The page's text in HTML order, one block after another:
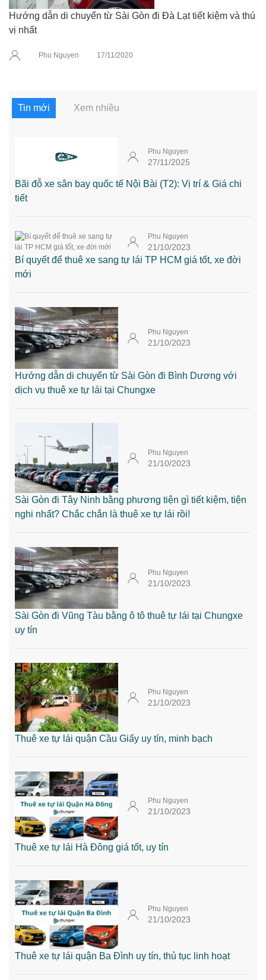
Hướng dẫn di chuyển từ Sài Gòn đi Đà Lạt tiết kiệm và thú
vị nhất
Phu Nguyen 17/11/2020
Tin mới Xem nhiều
Phu Nguyen
27/11/2025
Bãi đỗ xe sân bay quốc tế Nội Bài (T2): Vị trí & Giá chi
tiết
Phu Nguyen
21/10/2023
Bí quyết để thuê xe sang tự lái TP HCM giá tốt, xe đời
mới
Phu Nguyen
21/10/2023
Hướng dẫn di chuyển từ Sài Gòn đi Bình Dương với
dịch vụ thuê xe tự lái tại Chungxe
Phu Nguyen
21/10/2023
Sài Gòn đi Tây Ninh bằng phương tiện gì tiết kiệm, tiện
nghi nhất? Chắc chắn là thuê xe tự lái rồi!
Phu Nguyen
21/10/2023
Sài Gòn đi Vũng Tàu bằng ô tô thuê tự lái tại Chungxe
uy tín
Phu Nguyen
21/10/2023
Thuê xe tự lái quận Cầu Giấy uy tín, minh bạch
Phu Nguyen
21/10/2023
Thuê xe tự lái Hà Đông giá tốt, uy tín
Phu Nguyen
21/10/2023
Thuê xe tự lái quận Ba Đình uy tín, thủ tục linh hoạt